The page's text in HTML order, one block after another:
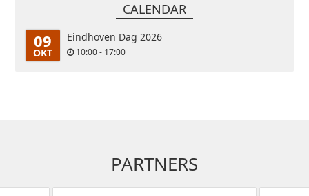
CALENDAR
09
OKT
Eindhoven Dag 2026
10:00 - 17:00
PARTNERS